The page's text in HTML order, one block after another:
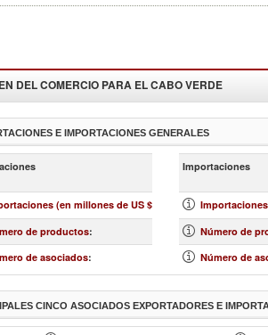
DEL COMERCIO PARA ELCABO VERDE
E IMPORTACIONES GENERALES
más
(en millones de US $)
de productos:
de asociados:
Importaciones
Número de
Número de
CINCO ASOCIADOS EXPORTADORES E